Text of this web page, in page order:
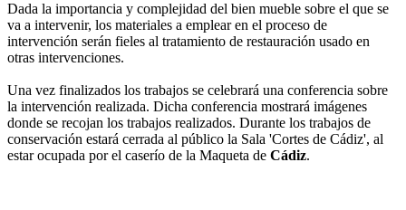
Dada la importancia y complejidad del bien mueble sobre el que se
va a intervenir, los materiales a emplear en el proceso de
intervención serán fieles al tratamiento de restauración usado en
otras intervenciones.
Una vez finalizados los trabajos se celebrará una conferencia sobre
la intervención realizada. Dicha conferencia mostrará imágenes
donde se recojan los trabajos realizados. Durante los trabajos de
conservación estará cerrada al público la Sala 'Cortes de Cádiz', al
estar ocupada por el caserío de la Maqueta de Cádiz.